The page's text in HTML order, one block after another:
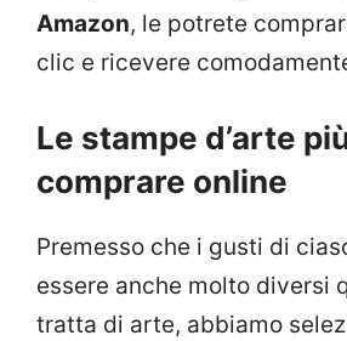
Amazon, le potrete
clic e ricevere
Le stampe d’arte
comprare online
Premesso che i gusti di
essere anche molto diversi
tratta di arte, abbiamo